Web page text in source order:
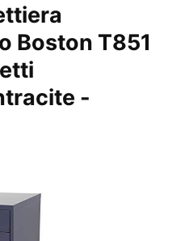
Boston T851
-